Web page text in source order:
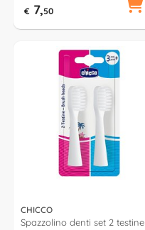
€ 7,50
CHICCO
Spazzolino denti set 2 testine